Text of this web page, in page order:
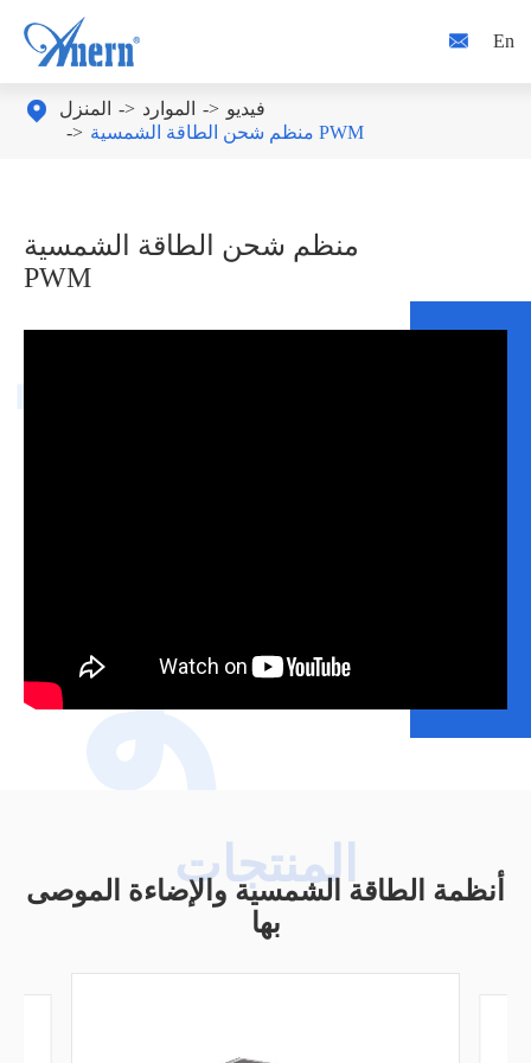
 En
 المنزل الموارد
فيديو
منظم شحن الطاقة الشمسية PWM
منظم شحن الطاقة الشمسية
PWM
أنظمة الطاقة الشمسية والإضاءة الموصى
بها